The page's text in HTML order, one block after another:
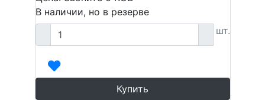
В наличии, но в резерве
шт.
Купить